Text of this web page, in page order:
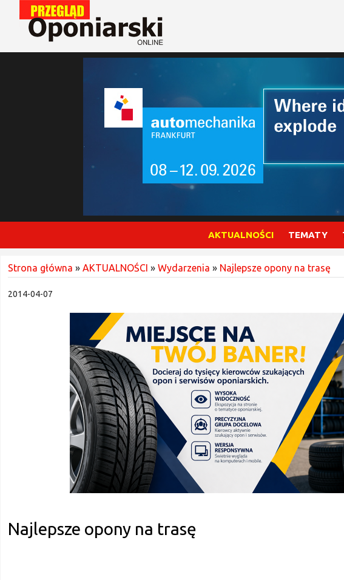
AKTUALNOŚCI TEMATY
Strona główna » AKTUALNOŚCI » Wydarzenia » Najlepsze opony na trasę
2014-04-07
Najlepsze opony na trasę